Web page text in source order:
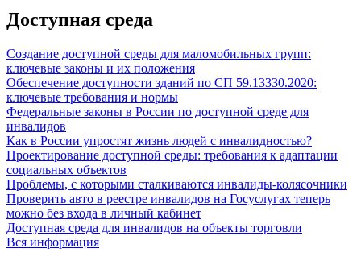
Доступная среда
Создание доступной среды для маломобильных групп:
ключевые законы и их положения
Обеспечение доступности зданий по СП 59.13330.2020:
ключевые требования и нормы
Федеральные законы в России по доступной среде для
инвалидов
Как в России упростят жизнь людей с инвалидностью?
Проектирование доступной среды: требования к адаптации
социальных объектов
Проблемы, с которыми сталкиваются инвалиды-колясочники
Проверить авто в реестре инвалидов на Госуслугах теперь
можно без входа в личный кабинет
Доступная среда для инвалидов на объекты торговли
Вся информация